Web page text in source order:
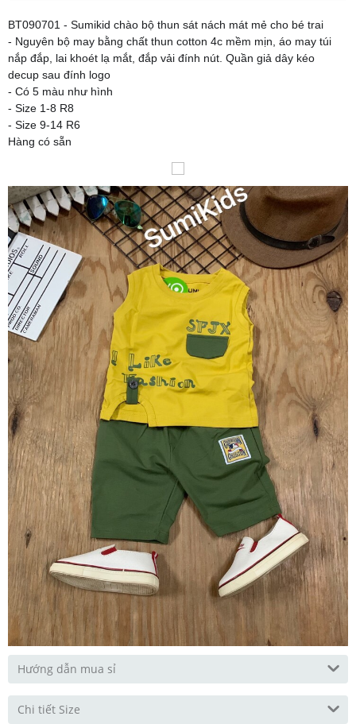
BT090701 - Sumikid chào bộ thun sát nách mát mẻ cho bé trai
- Nguyên bộ may bằng chất thun cotton 4c mềm mịn, áo may túi
nắp đắp, lai khoét lạ mắt, đắp vải đính nút. Quần giả dây kéo
decup sau đính logo
- Có 5 màu như hình
- Size 1-8 R8
- Size 9-14 R6
Hàng có sẵn
Hướng dẫn mua sỉ
Chi tiết Size